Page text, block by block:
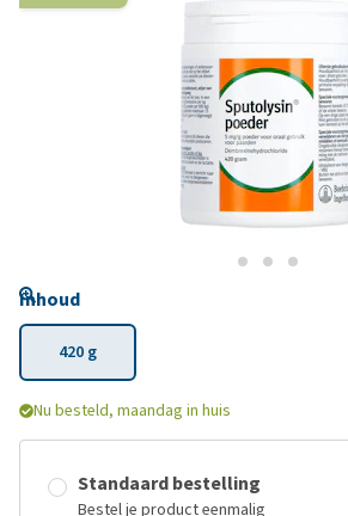
Inhoud
420 g
Nu besteld, maandag in huis
Standaard bestelling
Bestel je product eenmalig